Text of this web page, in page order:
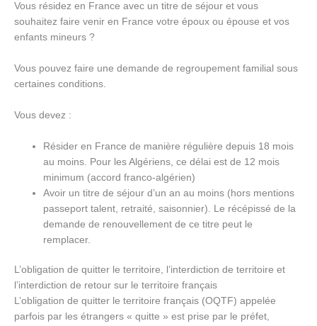
Vous résidez en France avec un titre de séjour et vous
souhaitez faire venir en France votre époux ou épouse et vos
enfants mineurs ?
Vous pouvez faire une demande de regroupement familial sous
certaines conditions.
Vous devez :
Résider en France de manière régulière depuis 18 mois
au moins. Pour les Algériens, ce délai est de 12 mois
minimum (accord franco-algérien)
Avoir un titre de séjour d’un an au moins (hors mentions
passeport talent, retraité, saisonnier). Le récépissé de la
demande de renouvellement de ce titre peut le
remplacer.
L’obligation de quitter le territoire, l’interdiction de territoire et
l’interdiction de retour sur le territoire français
L’obligation de quitter le territoire français (OQTF) appelée
parfois par les étrangers « quitte » est prise par le préfet,